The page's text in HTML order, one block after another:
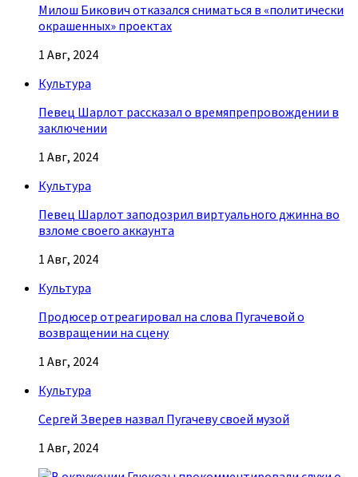
Милош Бикович отказался сниматься в «политически
окрашенных» проектах
1 Авг, 2024
Культура
Певец Шарлот рассказал о времяпрепровождении в
заключении
1 Авг, 2024
Культура
Певец Шарлот заподозрил виртуального джинна во
взломе своего аккаунта
1 Авг, 2024
Культура
Продюсер отреагировал на слова Пугачевой о
возвращении на сцену
1 Авг, 2024
Культура
Сергей Зверев назвал Пугачеву своей музой
1 Авг, 2024